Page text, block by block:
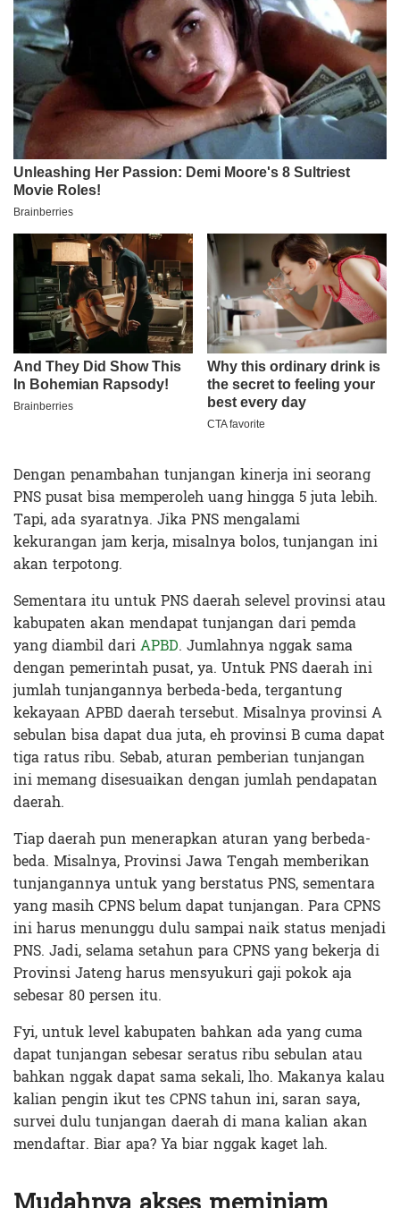
Dengan penambahan tunjangan kinerja ini seorang
PNS pusat bisa memperoleh uang hingga 5 juta lebih.
Tapi, ada syaratnya. Jika PNS mengalami
kekurangan jam kerja, misalnya bolos, tunjangan ini
akan terpotong.
Sementara itu untuk PNS daerah selevel provinsi atau
kabupaten akan mendapat tunjangan dari pemda
yang diambil dariAPBD. Jumlahnya nggak sama
dengan pemerintah pusat, ya. Untuk PNS daerah ini
jumlah tunjangannya berbeda-beda, tergantung
kekayaan APBD daerah tersebut. Misalnya provinsi A
sebulan bisa dapat dua juta, eh provinsi B cuma dapat
tiga ratus ribu. Sebab, aturan pemberian tunjangan
ini memang disesuaikan dengan jumlah pendapatan
daerah.
Tiap daerah pun menerapkan aturan yang berbeda-
beda. Misalnya, Provinsi Jawa Tengah memberikan
tunjangannya untuk yang berstatus PNS, sementara
yang masih CPNS belum dapat tunjangan. Para CPNS
ini harus menunggu dulu sampai naik status menjadi
PNS. Jadi, selama setahun para CPNS yang bekerja di
Provinsi Jateng harus mensyukuri gaji pokok aja
sebesar 80 persen itu.
Fyi, untuk level kabupaten bahkan ada yang cuma
dapat tunjangan sebesar seratus ribu sebulan atau
bahkan nggak dapat sama sekali, lho. Makanya kalau
kalian pengin ikut tes CPNS tahun ini, saran saya,
survei dulu tunjangan daerah di mana kalian akan
mendaftar. Biar apa? Ya biar nggak kaget lah.